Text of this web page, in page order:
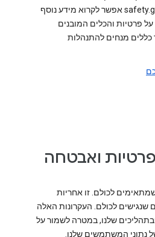
שמשתמש בהם. בכתובת safety.google אפשר לקרוא מידע נוסף
פרטיות והכלים המובנים
כללים מנחים להתנהלות
ואבטחה
לכולם. זו אחריות
שנגישים לכולם. העקרונות האלה
שלנו, במטרה לשמור על
נתוני המשתמשים שלנו.